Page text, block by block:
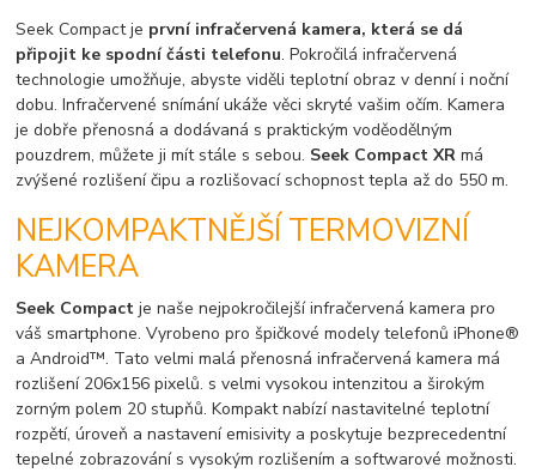
Seek Compact je první infračervená kamera, která se dá
připojit ke spodní části telefonu. Pokročilá infračervená
technologie umožňuje, abyste viděli teplotní obraz v denní i noční
dobu. Infračervené snímání ukáže věci skryté vašim očím. Kamera
je dobře přenosná a dodávaná s praktickým voděodělným
pouzdrem, můžete ji mít stále s sebou. Seek Compact XR má
zvýšené rozlišení čipu a rozlišovací schopnost tepla až do 550 m.
NEJKOMPAKTNĚJŠÍ TERMOVIZNÍ
KAMERA
Seek Compact je naše nejpokročilejší infračervená kamera pro
váš smartphone. Vyrobeno pro špičkové modely telefonů iPhone®
a Android™. Tato velmi malá přenosná infračervená kamera má
rozlišení 206x156 pixelů. s velmi vysokou intenzitou a širokým
zorným polem 20 stupňů. Kompakt nabízí nastavitelné teplotní
rozpětí, úroveň a nastavení emisivity a poskytuje bezprecedentní
tepelné zobrazování s vysokým rozlišením a softwarové možnosti.